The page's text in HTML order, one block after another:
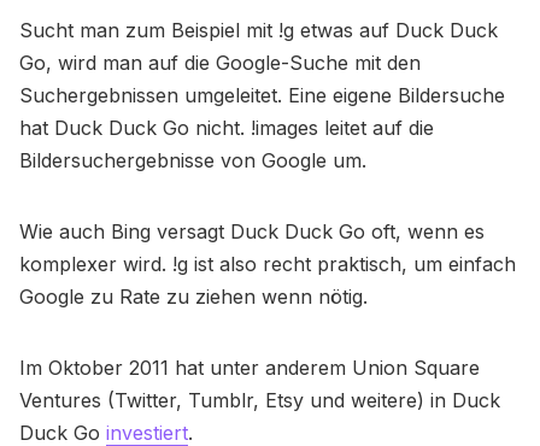
Sucht man zum Beispiel mit !g etwas auf Duck Duck
Go, wird man auf die Google-Suche mit den
Suchergebnissen umgeleitet. Eine eigene Bildersuche
hat Duck Duck Go nicht. !images leitet auf die
Bildersuchergebnisse von Google um.
Wie auch Bing versagt Duck Duck Go oft, wenn es
komplexer wird. !g ist also recht praktisch, um einfach
Google zu Rate zu ziehen wenn nötig.
Im Oktober 2011 hat unter anderem Union Square
Ventures (Twitter, Tumblr, Etsy und weitere) in Duck
Duck Go investiert.